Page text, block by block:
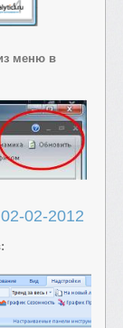
меню в
02-2012